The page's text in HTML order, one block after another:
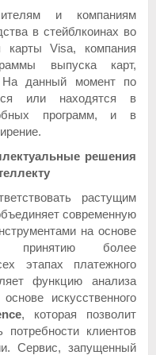
и компаниям
в стейблкоинах во
карты Visa, компания
выпуска карт,
На данный момент по
или находятся в
программ, и в
решения
растущим
современную
на основе
принятию более
этапах платежного
функцию анализа
искусственного
, которая позволит
потребности клиентов
Сервис, запущенный